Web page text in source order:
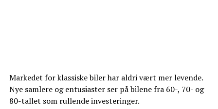
Markedet for klassiske biler har aldri vært mer levende.
Nye samlere og entusiaster ser på bilene fra 60-, 70- og
80-tallet som rullende investeringer.